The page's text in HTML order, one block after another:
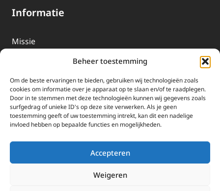
Beheer toestemming
Om de beste ervaringen te bieden, gebruiken wij technologieën zoals
cookies om informatie over je apparaat op te slaan en/of te raadplegen.
Door in te stemmen met deze technologieën kunnen wij gegevens zoals
surfgedrag of unieke ID's op deze site verwerken. Als je geen
toestemming geeft of uw toestemming intrekt, kan dit een nadelige
invloed hebben op bepaalde functies en mogelijkheden.
Accepteren
Weigeren
Informatie
Missie
EWTN-Team
Organisatiegegevens
Doneren
EWTN wordt uitsluitend gefinancierd door uw donaties.
Wij ontvangen bewust geen advertentie-inkomsten of